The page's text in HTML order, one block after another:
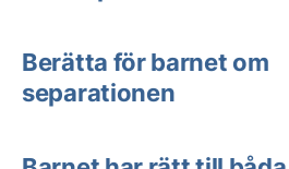
Berätta för barnet om
separationen